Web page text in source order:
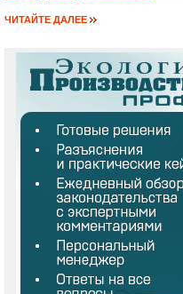
ЧИТАЙТЕ ДАЛЕЕ